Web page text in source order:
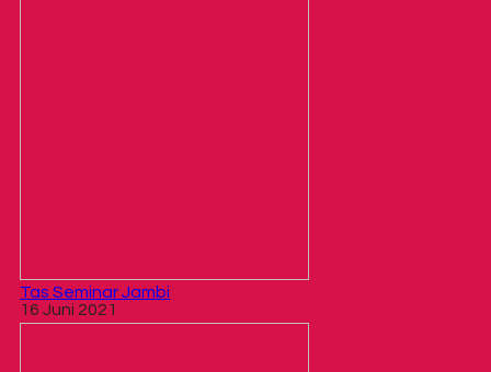
Tas Seminar Jambi
16 Juni 2021